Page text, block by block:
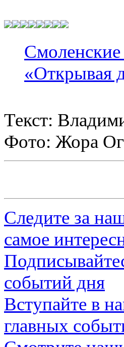
Смоленские
«Открывая
Текст:
Фото: Жора
Следите за
самое
событий дня
Вступайте в
главных